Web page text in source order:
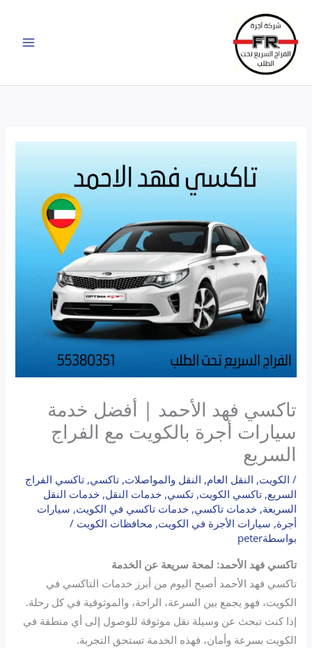
المحتوى
تاكسي فهد الأحمد | أفضل خدمة
سيارات أجرة بالكويت مع الفراج
السريع
/ الكويت, النقل العام, النقل والمواصلات,تاكسي,تاكسي الفراج
السريع,تاكسي الكويت,تكسي,خدمات النقل,خدمات النقل
السريعة,خدمات تاكسي,خدمات تاكسي في الكويت, سيارات
أجرة, سيارات الأجرة في الكويت, محافظات الكويت /
بواسطةpeter
تاكسي فهد الأحمد: لمحة سريعة عن الخدمة
تاكسي فهد الأحمد أصبح اليوم من أبرز خدمات التاكسي في
الكويت، فهو يجمع بين السرعة، الراحة، والموثوقية في كل رحلة.
إذا كنت تبحث عن وسيلة نقل موثوقة للوصول إلى أي منطقة في
الكويت بسرعة وأمان، فهذه الخدمة تستحق التجربة.